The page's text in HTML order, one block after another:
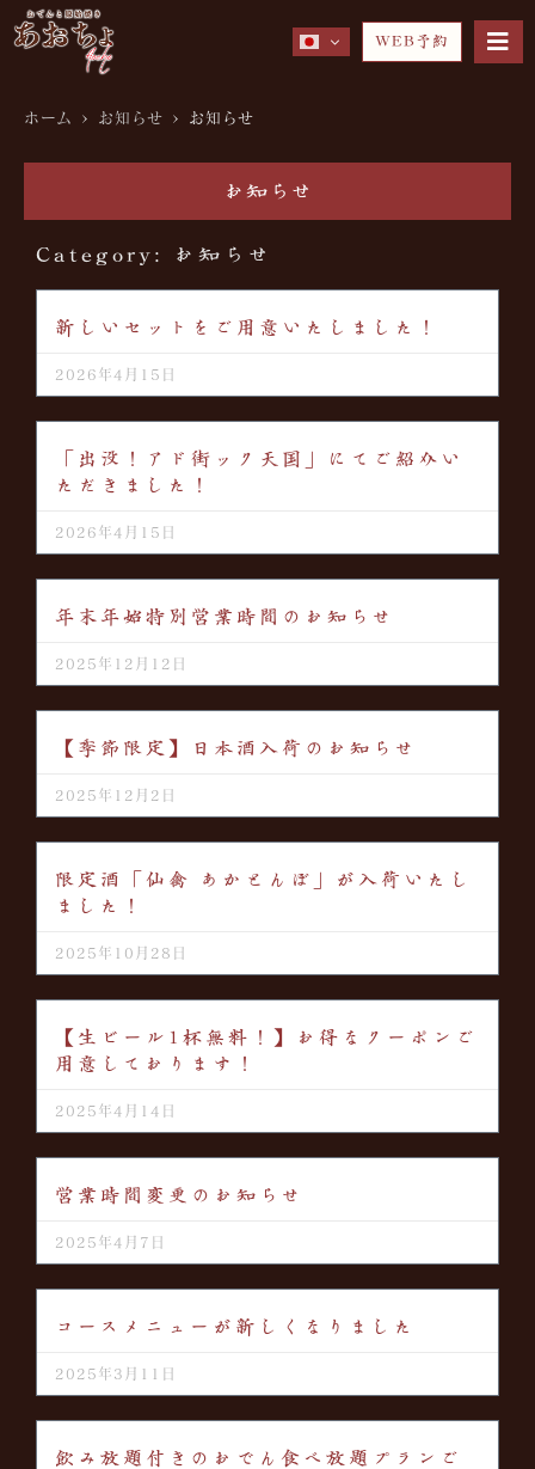
WEB予約
ホーム > お知らせ > お知らせ
お知らせ
Category: お知らせ
新しいセットをご用意いたしました！
2026年4月15日
「出没！アド街ック天国」にてご紹介い
ただきました！
2026年4月15日
年末年始特別営業時間のお知らせ
2025年12月12日
【季節限定】日本酒入荷のお知らせ
2025年12月2日
限定酒「仙禽 あかとんぼ」が入荷いたし
ました！
2025年10月28日
【生ビール1杯無料！】お得なクーポンご
用意しております！
2025年4月14日
営業時間変更のお知らせ
2025年4月7日
コースメニューが新しくなりました
2025年3月11日
飲み放題付きのおでん食べ放題プランご